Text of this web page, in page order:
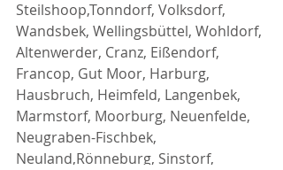
Steilshoop,Tonndorf, Volksdorf,
Wandsbek, Wellingsbüttel, Wohldorf,
Altenwerder, Cranz, Eißendorf,
Francop, Gut Moor, Harburg,
Hausbruch, Heimfeld, Langenbek,
Marmstorf, Moorburg, Neuenfelde,
Neugraben-Fischbek,
Neuland,Rönneburg, Sinstorf,